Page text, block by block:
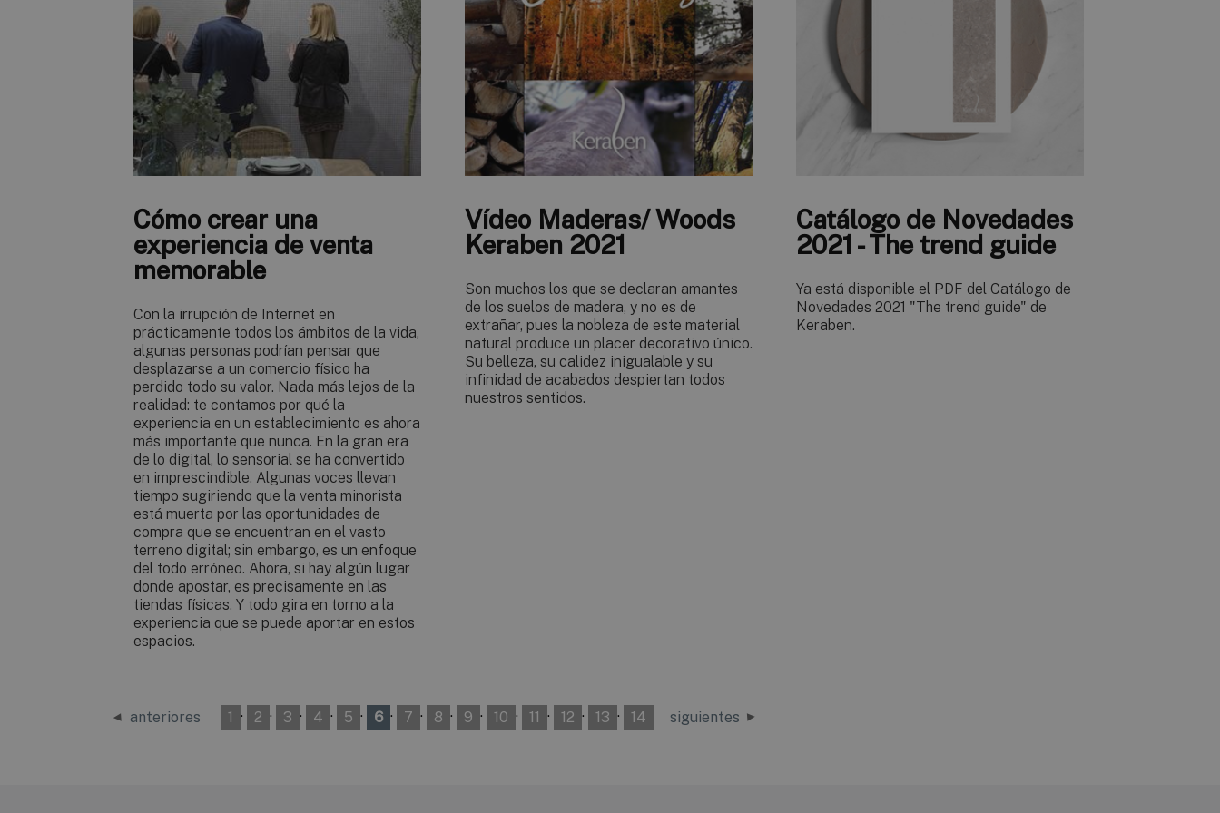
Cómo crear una
experiencia de venta
memorable
Con la irrupción de Internet en
prácticamente todos los ámbitos de la vida,
algunas personas podrían pensar que
desplazarse a un comercio físico ha
perdido todo su valor. Nada más lejos de la
realidad: te contamos por qué la
experiencia en un establecimiento es ahora
más importante que nunca. En la gran era
de lo digital, lo sensorial se ha convertido
en imprescindible. Algunas voces llevan
tiempo sugiriendo que la venta minorista
está muerta por las oportunidades de
compra que se encuentran en el vasto
terreno digital; sin embargo, es un enfoque
del todo erróneo. Ahora, si hay algún lugar
donde apostar, es precisamente en las
tiendas físicas. Y todo gira en torno a la
experiencia que se puede aportar en estos
espacios.
Vídeo Maderas/ Woods
Keraben 2021
Son muchos los que se declaran amantes
de los suelos de madera, y no es de
extrañar, pues la nobleza de este material
natural produce un placer decorativo único.
Su belleza, su calidez inigualable y su
infinidad de acabados despiertan todos
nuestros sentidos.
Catálogo de Novedades
2021 - The trend guide
Ya está disponible el PDF del Catálogo de
Novedades 2021 "The trend guide" de
Keraben.
anteriores 1 · 2 · 3 · 4 · 5 · 6 · 7 · 8 · 9 · 10 · 11 · 12 · 13 · 14 siguientes